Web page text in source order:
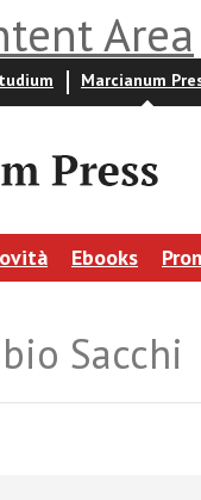
Area
Marcianum
Ebooks
Sacchi